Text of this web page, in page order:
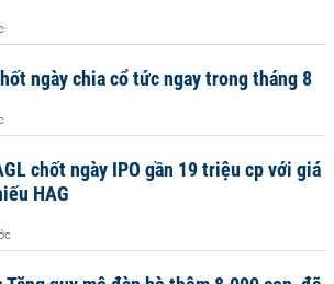
ngày chia cổ tức ngay trong tháng 8
chốt ngày IPO gần 19 triệu cp với giá
HAG